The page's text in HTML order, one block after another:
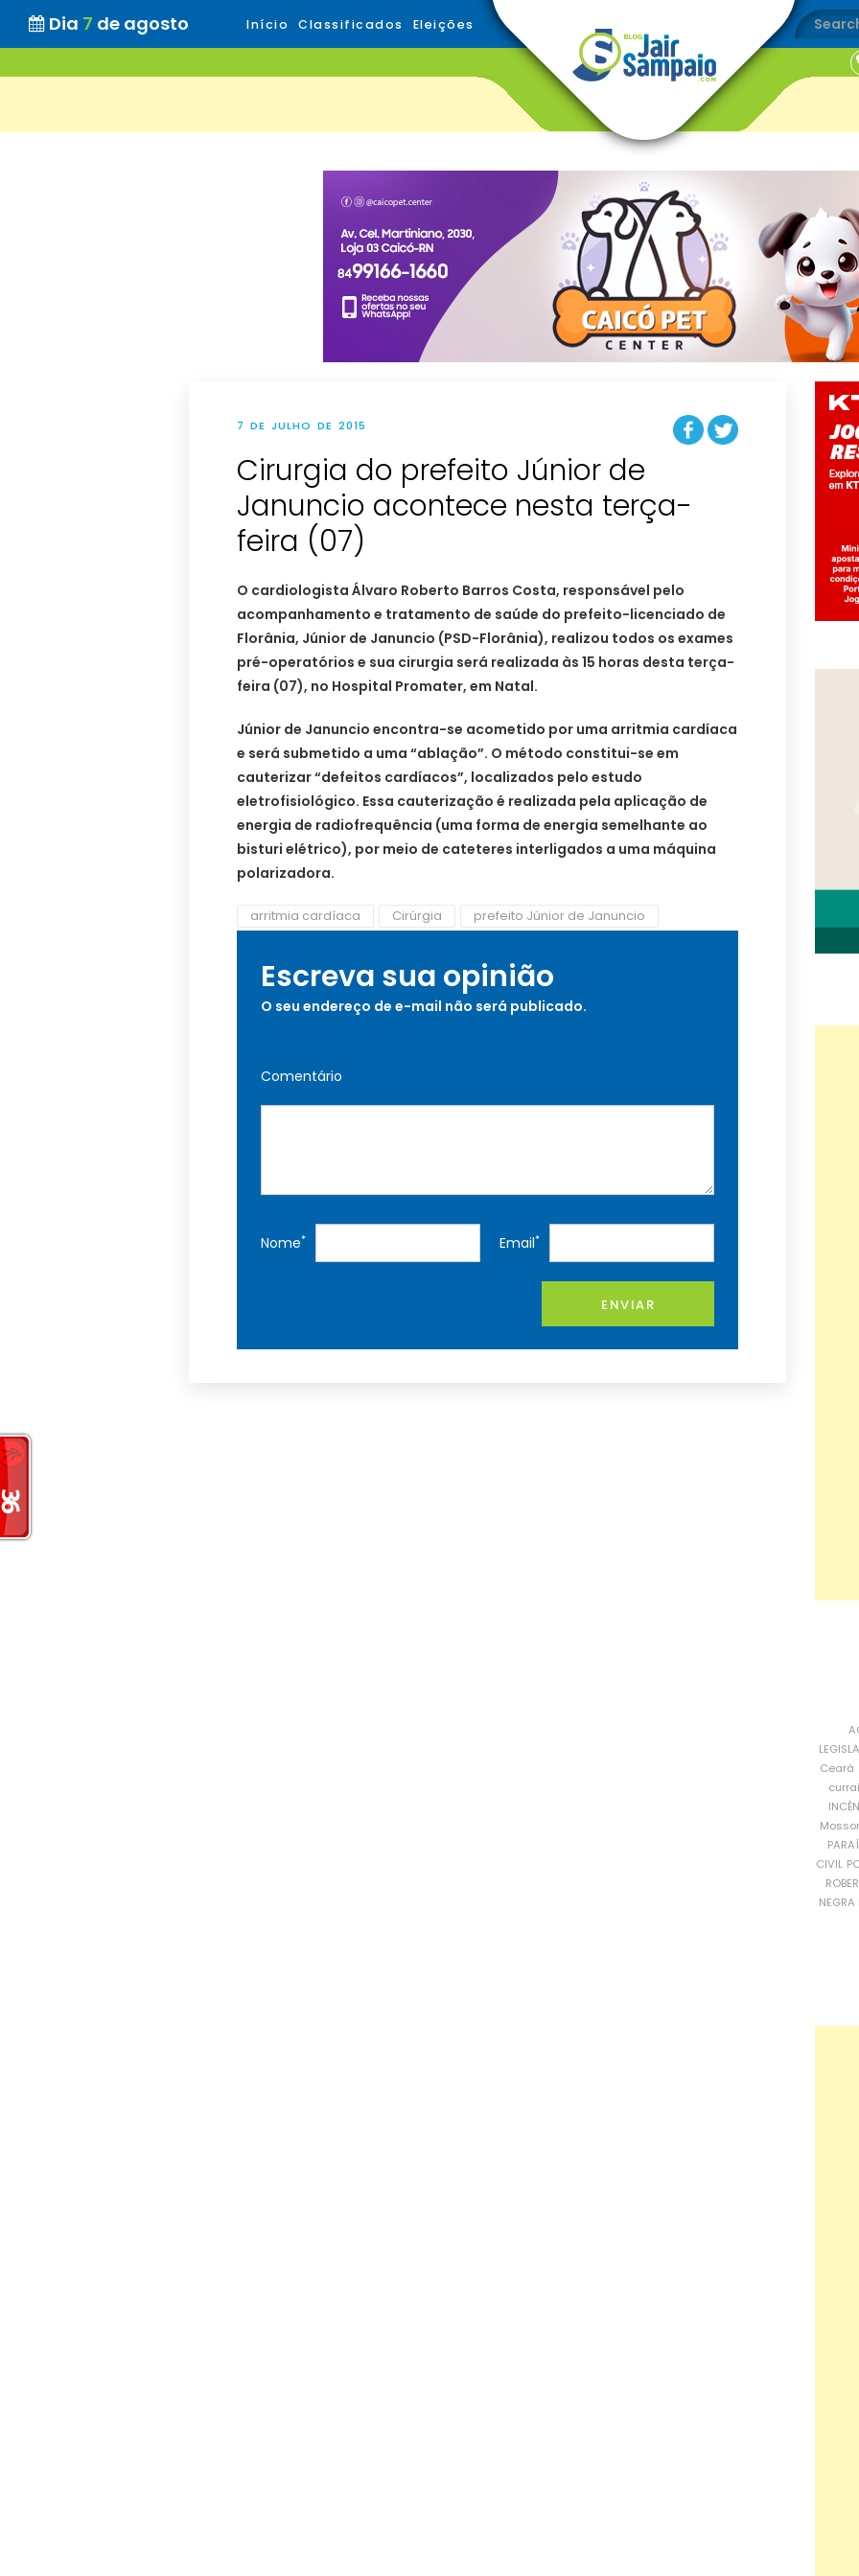
Dia 7 de agosto Início Classificados Eleições
7 DE JULHO DE 2015
Cirurgia do prefeito Júnior de
Januncio acontece nesta terça-
feira (07)
O cardiologista Álvaro Roberto Barros Costa, responsável pelo
acompanhamento e tratamento de saúde do prefeito-licenciado de
Florânia, Júnior de Januncio (PSD-Florânia), realizou todos os exames
pré-operatórios e sua cirurgia será realizada às 15 horas desta terça-
feira (07), no Hospital Promater, em Natal.
Júnior de Januncio encontra-se acometido por uma arritmia cardíaca
e será submetido a uma “ablação”. O método constitui-se em
cauterizar “defeitos cardíacos”, localizados pelo estudo
eletrofisiológico. Essa cauterização é realizada pela aplicação de
energia de radiofrequência (uma forma de energia semelhante ao
bisturi elétrico), por meio de cateteres interligados a uma máquina
polarizadora.
arritmia cardíaca Cirúrgia prefeito Júnior de Januncio
Escreva sua opinião
O seu endereço de e-mail não será publicado.
Comentário
Nome* Email*
ENVIAR
Ceará
CIVIL
NEGRA